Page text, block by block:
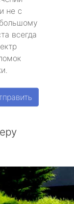
не с
всегда